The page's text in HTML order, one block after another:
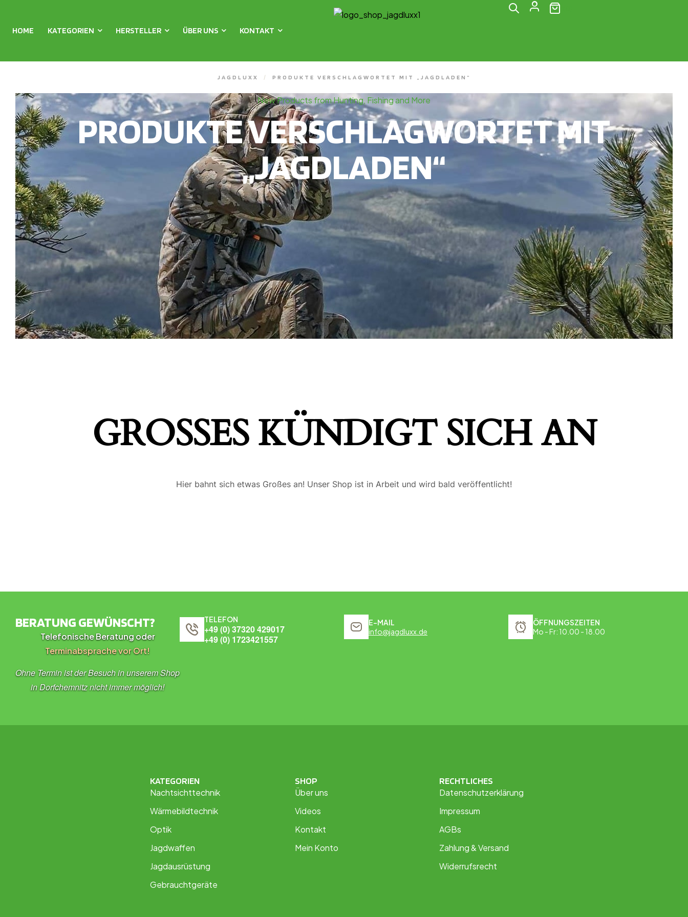
HOME KATEGORIEN HERSTELLER ÜBER UNS KONTAKT
JAGDLUXX / PRODUKTE VERSCHLAGWORTET MIT „JAGDLADEN“
New Products from Hunting, Fishing and More
PRODUKTE VERSCHLAGWORTET MIT
„JAGDLADEN“
GROSSES KÜNDIGT SICH AN
Hier bahnt sich etwas Großes an! Unser Shop ist in Arbeit und wird bald veröffentlicht!
BERATUNG GEWÜNSCHT?
Telefonische Beratung oder
Terminabsprache vor Ort!
Ohne Termin ist der Besuch in unserem Shop
in Dorfchemnitz nicht immer möglich!
TELEFON
+49 (0) 37320 429017
+49 (0) 1723421557
E-MAIL
info@jagdluxx.de
ÖFFNUNGSZEITEN
Mo - Fr: 10.00 - 18.00
KATEGORIEN
Nachtsichttechnik
Wärmebildtechnik
Optik
Jagdwaffen
Jagdausrüstung
Gebrauchtgeräte
SHOP
Über uns
Videos
Kontakt
Mein Konto
RECHTLICHES
Datenschutzerklärung
Impressum
AGBs
Zahlung & Versand
Widerrufsrecht